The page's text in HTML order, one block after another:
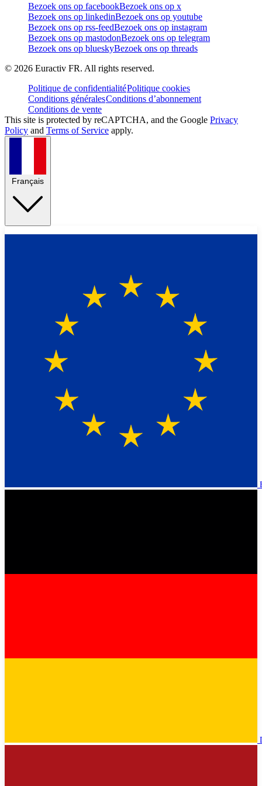
Bezoek ons op facebookBezoek ons op x
Bezoek ons op linkedinBezoek ons op youtube
Bezoek ons op rss-feedBezoek ons op instagram
Bezoek ons op mastodonBezoek ons op telegram
Bezoek ons op blueskyBezoek ons op threads
© 2026 Euractiv FR. All rights reserved.
Politique de confidentialitéPolitique cookies
Conditions généralesConditions d’abonnement
Conditions de vente
This site is protected by reCAPTCHA, and the Google Privacy
Policy and Terms of Service apply.
Français